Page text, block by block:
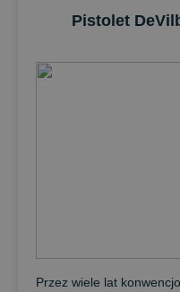
Pistolet
Przez wiele lat